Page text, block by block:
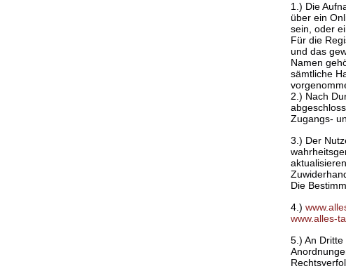
1.) Die
über ein
sein, oder
Für die
und das
Namen
sämtliche
2.) Nach
Zugangs-
3.) Der
aktualisieren.
Die
4.)
www.alles-
5.) An